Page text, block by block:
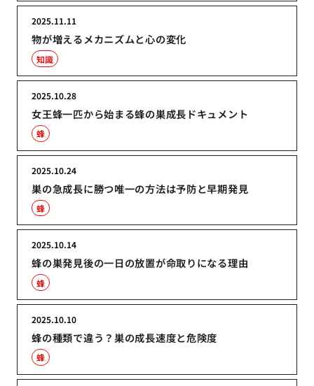
物が増えるメカニズムと心の変化
2025.11.11
知識
女王蜂一匹から始まる蜂の巣成長ドキュメント
2025.10.28
蜂
巣の急成長に勝つ唯一の方法は予防と早期発見
2025.10.24
蜂
蜂の巣発見後の一日の放置が命取りになる理由
2025.10.14
蜂
蜂の種類で違う？巣の成長速度と危険度
2025.10.10
蜂